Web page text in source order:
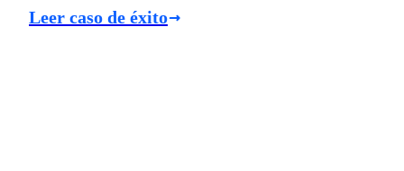
Leer caso de éxito